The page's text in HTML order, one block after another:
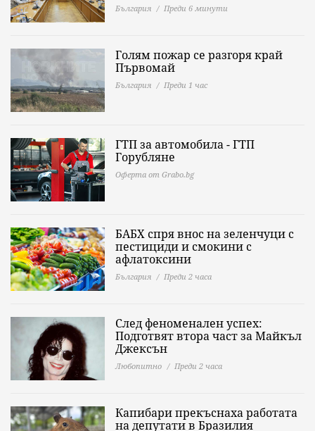
България Преди 6 минути
Голям пожар се разгоря край
Първомай
България Преди 1 час
ГТП за автомобила - ГТП
Горубляне
Оферта от Grabo.bg
БАБХ спря внос на зеленчуци с
пестициди и смокини с
афлатоксини
България Преди 2 часа
След феноменален успех:
Подготвят втора част за Майкъл
Джексън
Любопитно Преди 2 часа
Капибари прекъснаха работата
на депутати в Бразилия